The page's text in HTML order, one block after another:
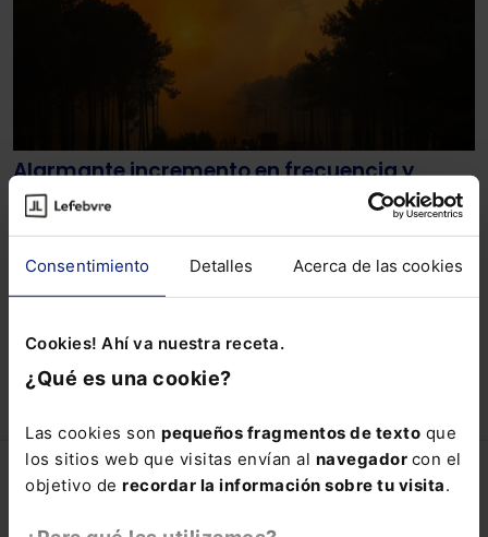
Consentimiento Detalles Acerca de las cookies
Cookies! Ahí va nuestra receta.
¿Qué es una cookie?
Las cookies son pequeños fragmentos de texto que
los sitios web que visitas envían al navegador con el
objetivo de recordar la información sobre tu visita.
Alarmante incremento en frecuencia y
costo de incendios forestales
mundial, con casi la mitad de los eventos más dañinos
de los últimos 44 años ocurriendo en la última década.
extremas y a factores humanos como la mala gestión
del suelo y la expansión hacia paisajes inflamables.
Lefebvre
Lefebvre.es